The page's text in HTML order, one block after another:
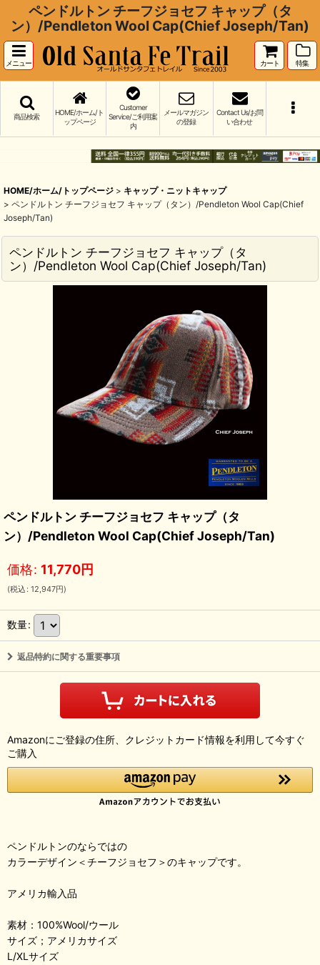
ペンドルトン チーフジョセフ キャップ（タ
ン）/Pendleton Wool Cap(Chief Joseph/Tan)
メニュー カート 特集
商品検索
HOME/ホーム/ト
ップページ
Customer
Service/ご利用案
内
メールマガジン
の登録
Contact Us/お問
い合わせ
HOME/ホーム/トップページ > キャップ・ニットキャップ
> ペンドルトン チーフジョセフ キャップ（タン）/Pendleton Wool Cap(Chief
Joseph/Tan)
ペンドルトン チーフジョセフ キャップ（タ
ン）/Pendleton Wool Cap(Chief Joseph/Tan)
ペンドルトン チーフジョセフ キャップ（タ
ン）/Pendleton Wool Cap(Chief Joseph/Tan)
価格: 11,770円
(税込 : 12,947円)
数量:
返品特約に関する重要事項
Amazonにご登録の住所、クレジットカード情報を利用して今すぐ
ご購入
ペンドルトンのならではの
カラーデザイン＜チーフジョセフ＞のキャップです。
アメリカ輸入品
素材：100%Wool/ウール
サイズ；アメリカサイズ
L/XLサイズ